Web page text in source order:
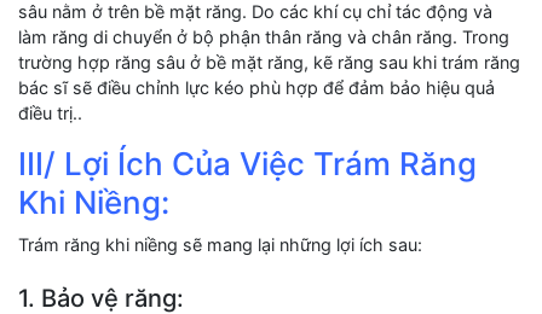
sâu nằm ở trên bề mặt răng. Do các khí cụ chỉ tác động và
làm răng di chuyển ở bộ phận thân răng và chân răng. Trong
trường hợp răng sâu ở bề mặt răng, kẽ răng sau khi trám răng
bác sĩ sẽ điều chỉnh lực kéo phù hợp để đảm bảo hiệu quả
điều trị..
III/ Lợi Ích Của Việc Trám Răng
Khi Niềng:
Trám răng khi niềng sẽ mang lại những lợi ích sau:
1. Bảo vệ răng: